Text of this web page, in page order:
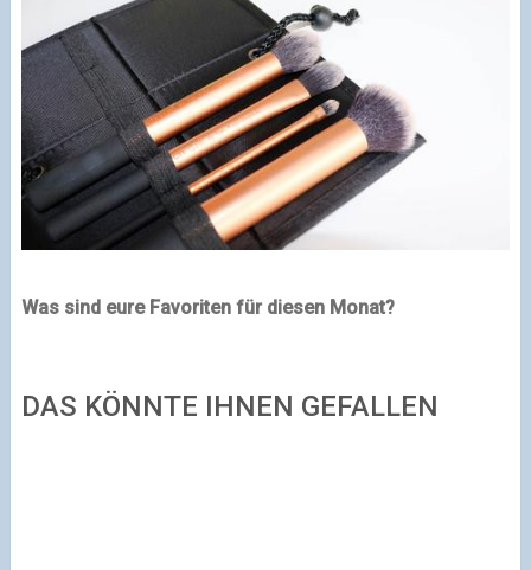
Was sind eure Favoriten für diesen Monat?
DAS KÖNNTE IHNEN GEFALLEN